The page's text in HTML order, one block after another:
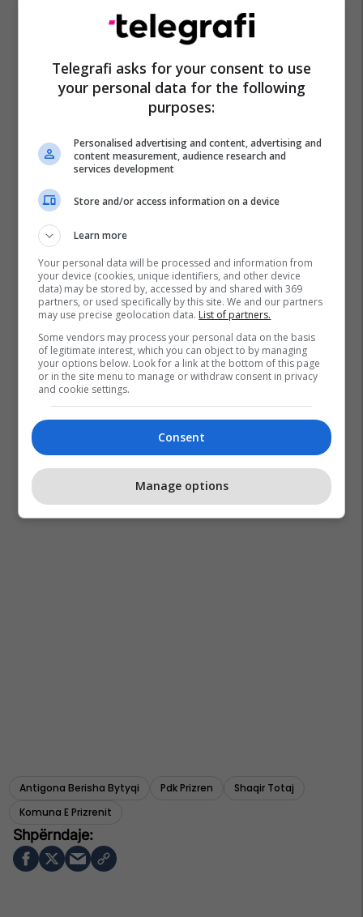
Antigona Berisha Bytyqi Pdk Prizren
Shaqir Totaj
Komuna E Prizrenit
Telegrafi asks for your consent to use
your personal data for the following
purposes:
Personalised advertising and content, advertising and
content measurement, audience research and
services development
Store and/or access information on a device
Learn more
Your personal data will be processed and information from
your device (cookies, unique identifiers, and other device
data) may be stored by, accessed by and shared with 369
partners, or used specifically by this site. We and our partners
may use precise geolocation data. List of partners.
Some vendors may process your personal data on the basis
of legitimate interest, which you can object to by managing
your options below. Look for a link at the bottom of this page
or in the site menu to manage or withdraw consent in privacy
and cookie settings.
Consent
Manage options